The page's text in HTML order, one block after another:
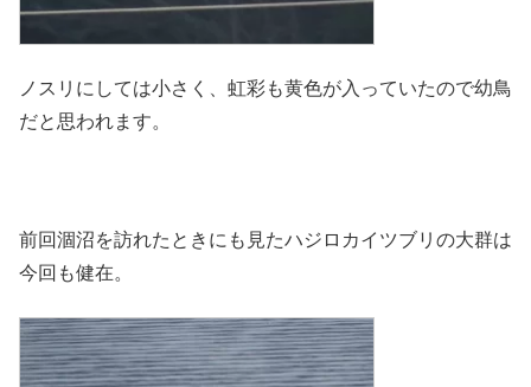
ノスリにしては小さく、虹彩も黄色が入っていたので幼鳥
だと思われます。
前回涸沼を訪れたときにも見たハジロカイツブリの大群は
今回も健在。